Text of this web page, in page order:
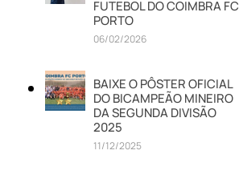
FUTEBOL DO COIMBRA FC
PORTO
06/02/2026
BAIXE O PÔSTER OFICIAL
DO BICAMPEÃO MINEIRO
DA SEGUNDA DIVISÃO
2025
11/12/2025